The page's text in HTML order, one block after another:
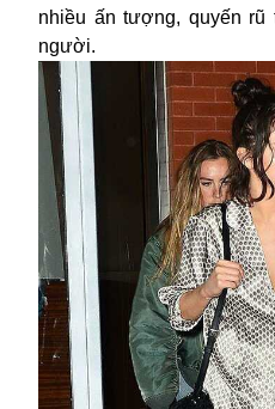
nhiều ấn tượng, quyến rũ
người.